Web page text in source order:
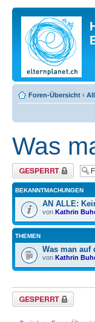
Foren-Übersicht ‹
Was
Forum gesperrt
BEKANNTMACHUNGEN
AN ALLE:
von Kathrin
THEMEN
Was man auf
von Kathrin
Forum gesperrt